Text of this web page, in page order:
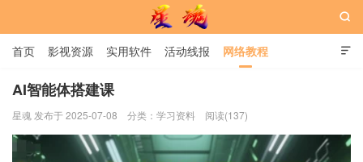
星魂网

首页 影视资源 实用软件 活动线报 网络教程
用户中心 书籍 娱乐

AI智能体搭建课
星魂 发布于 2025-07-08 分类： 学习资料 阅读(137)